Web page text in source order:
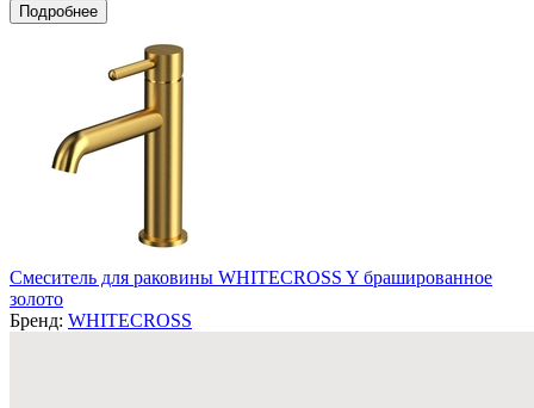
Подробнее
Смеситель для раковины WHITECROSS Y брашированное
золото
Бренд: WHITECROSS